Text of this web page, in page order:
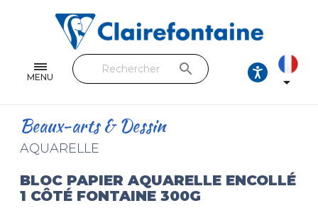
MENU
Feuilles & Copies
Beaux-arts & Dessin
Loisirs créatifs
Cuir & trousses
search

Beaux-arts & Dessin
AQUARELLE
BLOC PAPIER AQUARELLE ENCOLLÉ
1 CÔTÉ FONTAINE 300G